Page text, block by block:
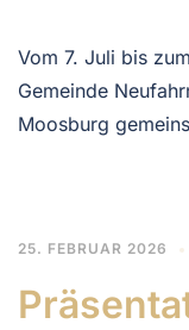
Vom 7. Juli bis
Gemeinde
Moosburg
25. FEBRUAR 2026